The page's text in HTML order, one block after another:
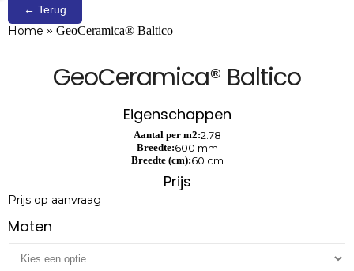
← Terug
Home » GeoCeramica® Baltico
GeoCeramica® Baltico
Eigenschappen
Aantal per m2:2.78
Breedte:600 mm
Breedte (cm):60 cm
Prijs
Prijs op aanvraag
Maten